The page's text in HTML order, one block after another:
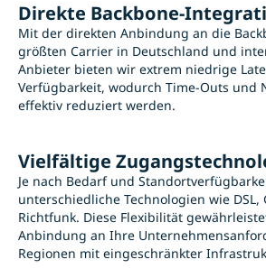
Direkte Backbone-
Mit der direkten Anbindung an die
größten Carrier in Deutschland und
Anbieter bieten wir extrem niedrige
Verfügbarkeit, wodurch Time-Outs und
effektiv reduziert werden.
Vielfältige
Je nach Bedarf und
unterschiedliche Technologien wie DSL,
Richtfunk. Diese Flexibilität
Anbindung an Ihre
Regionen mit eingeschränkter